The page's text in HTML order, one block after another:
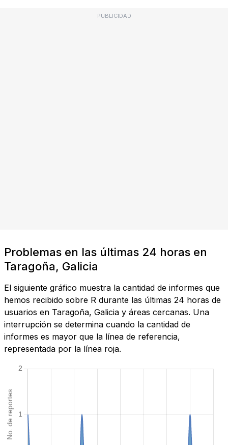
PUBLICIDAD
Problemas en las últimas 24 horas en
Taragoña, Galicia
El siguiente gráfico muestra la cantidad de informes que
hemos recibido sobre R durante las últimas 24 horas de
usuarios en Taragoña, Galicia y áreas cercanas. Una
interrupción se determina cuando la cantidad de
informes es mayor que la línea de referencia,
representada por la línea roja.